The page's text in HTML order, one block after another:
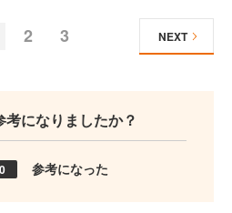
2 3 NEXT
考になりましたか？
0 参考になった